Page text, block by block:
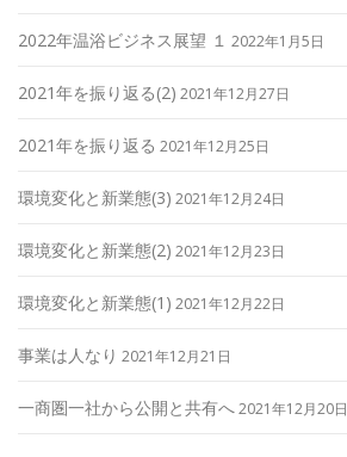
2022年温浴ビジネス展望 １ 2022年1月5日
2021年を振り返る(2) 2021年12月27日
2021年を振り返る 2021年12月25日
環境変化と新業態(3) 2021年12月24日
環境変化と新業態(2) 2021年12月23日
環境変化と新業態(1) 2021年12月22日
事業は人なり 2021年12月21日
一商圏一社から公開と共有へ2021年12月20日